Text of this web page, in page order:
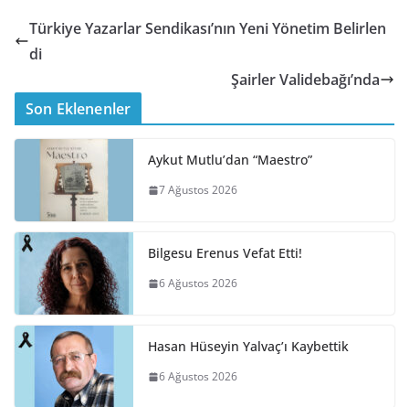
Türkiye Yazarlar Sendikası’nın Yeni Yönetim Belirlen
di
Şairler Validebağı’nda
Son Eklenenler
Aykut Mutlu’dan “Maestro”
7 Ağustos 2026
Bilgesu Erenus Vefat Etti!
6 Ağustos 2026
Hasan Hüseyin Yalvaç’ı Kaybettik
6 Ağustos 2026